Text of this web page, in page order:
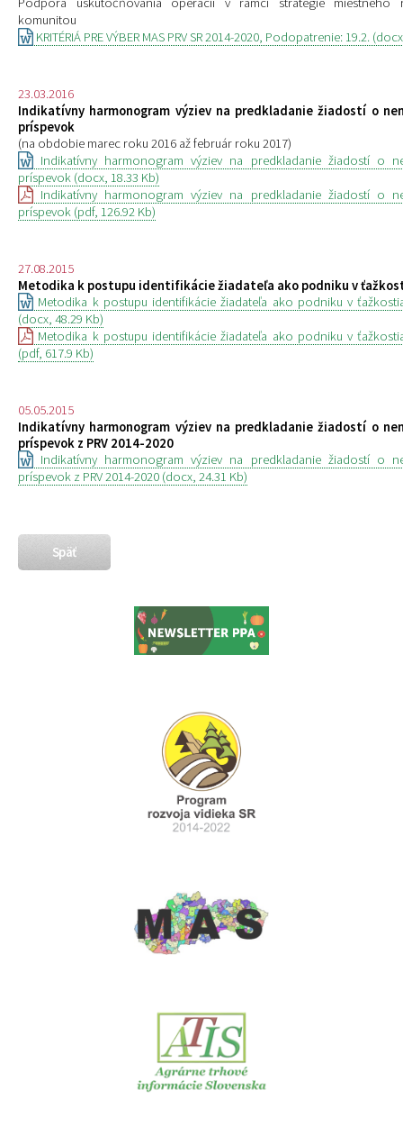
komunitou
KRITÉRIÁ PRE VÝBER MAS PRV SR 2014-2020, Podopatrenie: 19.2.
23.03.2016
Indikatívny harmonogram výziev na predkladanie žiadostí o
príspevok
(na obdobie marec roku 2016 až február roku 2017)
Indikatívny harmonogram výziev na predkladanie žiadostí o
príspevok (docx, 18.33 Kb)
Indikatívny harmonogram výziev na predkladanie žiadostí o
príspevok (pdf, 126.92 Kb)
27.08.2015
Metodika k postupu identifikácie žiadateľa ako podniku v
Metodika k postupu identifikácie žiadateľa ako podniku v
(docx, 48.29 Kb)
Metodika k postupu identifikácie žiadateľa ako podniku v
(pdf, 617.9 Kb)
05.05.2015
Indikatívny harmonogram výziev na predkladanie žiadostí o
príspevok z PRV 2014-2020
Indikatívny harmonogram výziev na predkladanie žiadostí o
príspevok z PRV 2014-2020 (docx, 24.31 Kb)
Späť